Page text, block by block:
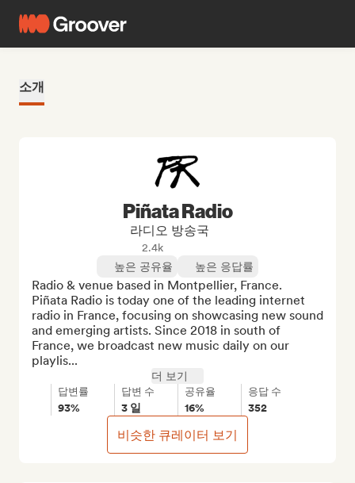
소개
Piñata Radio
라디오 방송국
2.4k
높은 공유율
높은 응답률
Radio & venue based in Montpellier, France.
Piñata Radio is today one of the leading internet
radio in France, focusing on showcasing new sound
and emerging artists. Since 2018 in south of
France, we broadcast new music daily on our
playlis...
더 보기
답변률
93%
답변 수
3 일
공유율
16%
응답 수
352
비슷한 큐레이터 보기